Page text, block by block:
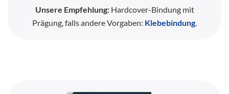
Unsere Empfehlung:Hardcover-Bindung mit
Prägung, falls andere Vorgaben: Klebebindung.